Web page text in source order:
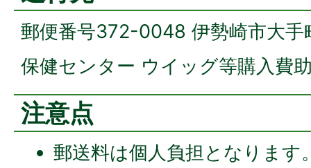
郵便番号372-0048 伊勢崎市大手
保健センター ウイッグ等購入費
注意点
郵送料は個人負担となります